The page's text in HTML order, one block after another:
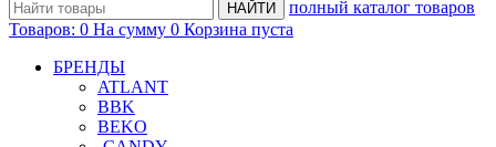
НАЙТИ
полный каталог товаров
Товаров: 0 На сумму 0 Корзина пуста
БРЕНДЫ
ATLANT
BBK
BEKO